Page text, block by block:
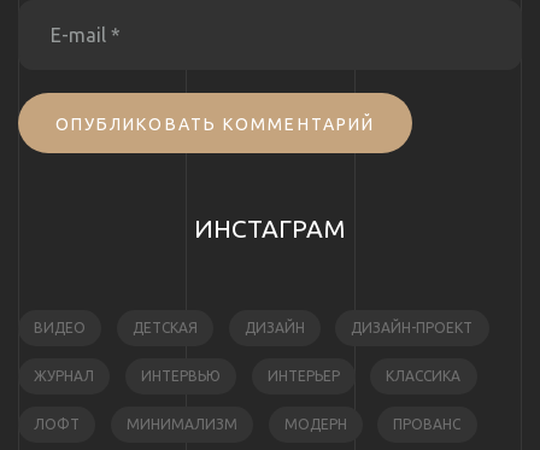
ОПУБЛИКОВАТЬ КОММЕНТАРИЙ
ИНСТАГРАМ
ВИДЕО ДЕТСКАЯ ДИЗАЙН ДИЗАЙН-ПРОЕКТ
ЖУРНАЛ ИНТЕРВЬЮ ИНТЕРЬЕР КЛАССИКА
ЛОФТ МИНИМАЛИЗМ МОДЕРН ПРОВАНС